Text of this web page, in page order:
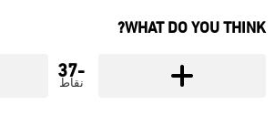
WHAT DO YOU THINK?
-37
نقاط